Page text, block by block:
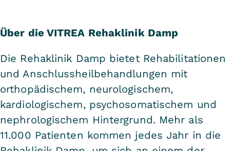
Über die VITREA Rehaklinik Damp
Die Rehaklinik Damp bietet Rehabilitationen
und Anschlussheilbehandlungen mit
orthopädischem, neurologischem,
kardiologischem, psychosomatischem und
nephrologischem Hintergrund. Mehr als
11.000 Patienten kommen jedes Jahr in die